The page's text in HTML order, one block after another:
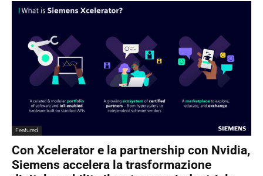
Featured
Con Xcelerator e la partnership con Nvidia,
Siemens accelera la trasformazione